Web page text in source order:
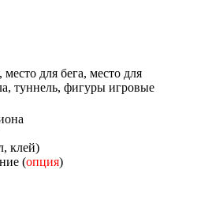
место для бега, место для
туннель, фигуры игровые
клей)
(опция)